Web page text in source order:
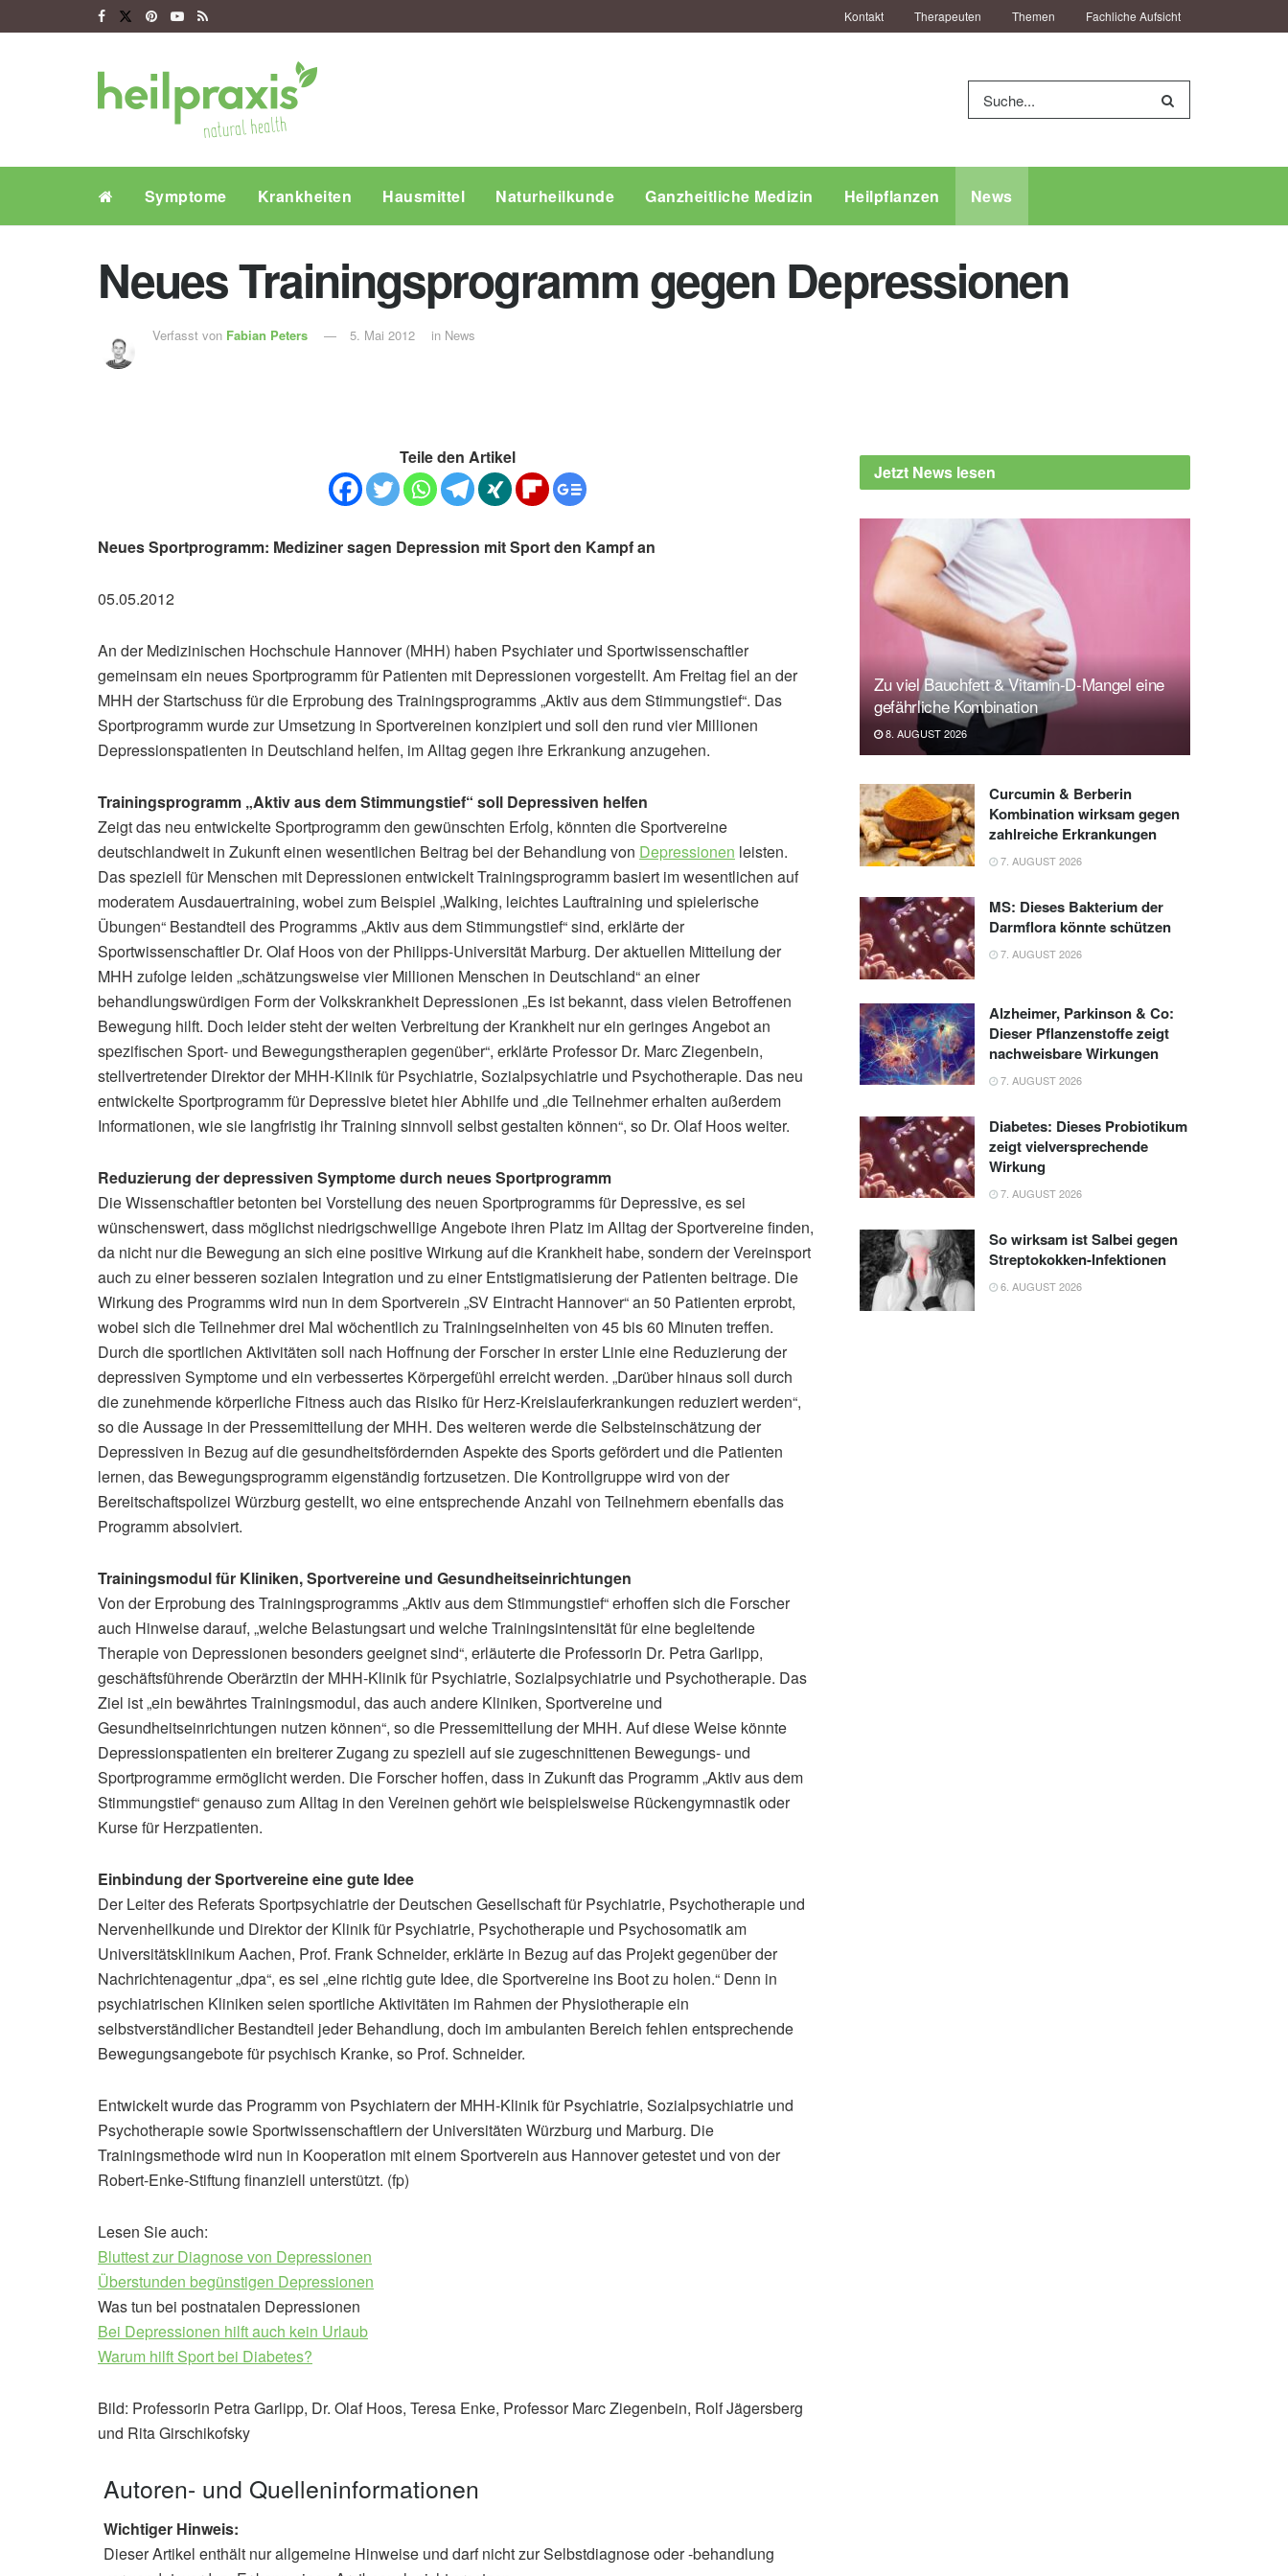
Kontakt Therapeuten Themen Fachliche Aufsicht
Symptome Krankheiten Hausmittel Naturheilkunde Ganzheitliche Medizin Heilpflanzen News
Neues Trainingsprogramm gegen Depressionen
Verfasst von Fabian Peters 5. Mai 2012 in News
Teile den Artikel
Neues Sportprogramm: Mediziner sagen Depression mit Sport den Kampf an
05.05.2012
An der Medizinischen Hochschule Hannover (MHH) haben Psychiater und Sportwissenschaftler
gemeinsam ein neues Sportprogramm für Patienten mit Depressionen vorgestellt. Am Freitag fiel an der
MHH der Startschuss für die Erprobung des Trainingsprogramms „Aktiv aus dem Stimmungstief“. Das
Sportprogramm wurde zur Umsetzung in Sportvereinen konzipiert und soll den rund vier Millionen
Depressionspatienten in Deutschland helfen, im Alltag gegen ihre Erkrankung anzugehen.
Trainingsprogramm „Aktiv aus dem Stimmungstief“ soll Depressiven helfen
Zeigt das neu entwickelte Sportprogramm den gewünschten Erfolg, könnten die Sportvereine
deutschlandweit in Zukunft einen wesentlichen Beitrag bei der Behandlung von Depressionen leisten.
Das speziell für Menschen mit Depressionen entwickelt Trainingsprogramm basiert im wesentlichen auf
moderatem Ausdauertraining, wobei zum Beispiel „Walking, leichtes Lauftraining und spielerische
Übungen“ Bestandteil des Programms „Aktiv aus dem Stimmungstief“ sind, erklärte der
Sportwissenschaftler Dr. Olaf Hoos von der Philipps-Universität Marburg. Der aktuellen Mitteilung der
MHH zufolge leiden „schätzungsweise vier Millionen Menschen in Deutschland“ an einer
behandlungswürdigen Form der Volkskrankheit Depressionen „Es ist bekannt, dass vielen Betroffenen
Bewegung hilft. Doch leider steht der weiten Verbreitung der Krankheit nur ein geringes Angebot an
spezifischen Sport- und Bewegungstherapien gegenüber“, erklärte Professor Dr. Marc Ziegenbein,
stellvertretender Direktor der MHH-Klinik für Psychiatrie, Sozialpsychiatrie und Psychotherapie. Das neu
entwickelte Sportprogramm für Depressive bietet hier Abhilfe und „die Teilnehmer erhalten außerdem
Informationen, wie sie langfristig ihr Training sinnvoll selbst gestalten können“, so Dr. Olaf Hoos weiter.
Reduzierung der depressiven Symptome durch neues Sportprogramm
Die Wissenschaftler betonten bei Vorstellung des neuen Sportprogramms für Depressive, es sei
wünschenswert, dass möglichst niedrigschwellige Angebote ihren Platz im Alltag der Sportvereine finden,
da nicht nur die Bewegung an sich eine positive Wirkung auf die Krankheit habe, sondern der Vereinsport
auch zu einer besseren sozialen Integration und zu einer Entstigmatisierung der Patienten beitrage. Die
Wirkung des Programms wird nun in dem Sportverein „SV Eintracht Hannover“ an 50 Patienten erprobt,
wobei sich die Teilnehmer drei Mal wöchentlich zu Trainingseinheiten von 45 bis 60 Minuten treffen.
Durch die sportlichen Aktivitäten soll nach Hoffnung der Forscher in erster Linie eine Reduzierung der
depressiven Symptome und ein verbessertes Körpergefühl erreicht werden. „Darüber hinaus soll durch
die zunehmende körperliche Fitness auch das Risiko für Herz-Kreislauferkrankungen reduziert werden“,
so die Aussage in der Pressemitteilung der MHH. Des weiteren werde die Selbsteinschätzung der
Depressiven in Bezug auf die gesundheitsfördernden Aspekte des Sports gefördert und die Patienten
lernen, das Bewegungsprogramm eigenständig fortzusetzen. Die Kontrollgruppe wird von der
Bereitschaftspolizei Würzburg gestellt, wo eine entsprechende Anzahl von Teilnehmern ebenfalls das
Programm absolviert.
Trainingsmodul für Kliniken, Sportvereine und Gesundheitseinrichtungen
Von der Erprobung des Trainingsprogramms „Aktiv aus dem Stimmungstief“ erhoffen sich die Forscher
auch Hinweise darauf, „welche Belastungsart und welche Trainingsintensität für eine begleitende
Therapie von Depressionen besonders geeignet sind“, erläuterte die Professorin Dr. Petra Garlipp,
geschäftsführende Oberärztin der MHH-Klinik für Psychiatrie, Sozialpsychiatrie und Psychotherapie. Das
Ziel ist „ein bewährtes Trainingsmodul, das auch andere Kliniken, Sportvereine und
Gesundheitseinrichtungen nutzen können“, so die Pressemitteilung der MHH. Auf diese Weise könnte
Depressionspatienten ein breiterer Zugang zu speziell auf sie zugeschnittenen Bewegungs- und
Sportprogramme ermöglicht werden. Die Forscher hoffen, dass in Zukunft das Programm „Aktiv aus dem
Stimmungstief“ genauso zum Alltag in den Vereinen gehört wie beispielsweise Rückengymnastik oder
Kurse für Herzpatienten.
Einbindung der Sportvereine eine gute Idee
Der Leiter des Referats Sportpsychiatrie der Deutschen Gesellschaft für Psychiatrie, Psychotherapie und
Nervenheilkunde und Direktor der Klinik für Psychiatrie, Psychotherapie und Psychosomatik am
Universitätsklinikum Aachen, Prof. Frank Schneider, erklärte in Bezug auf das Projekt gegenüber der
Nachrichtenagentur „dpa“, es sei „eine richtig gute Idee, die Sportvereine ins Boot zu holen.“ Denn in
psychiatrischen Kliniken seien sportliche Aktivitäten im Rahmen der Physiotherapie ein
selbstverständlicher Bestandteil jeder Behandlung, doch im ambulanten Bereich fehlen entsprechende
Bewegungsangebote für psychisch Kranke, so Prof. Schneider.
Entwickelt wurde das Programm von Psychiatern der MHH-Klinik für Psychiatrie, Sozialpsychiatrie und
Psychotherapie sowie Sportwissenschaftlern der Universitäten Würzburg und Marburg. Die
Trainingsmethode wird nun in Kooperation mit einem Sportverein aus Hannover getestet und von der
Robert-Enke-Stiftung finanziell unterstützt. (fp)
Lesen Sie auch:
Bluttest zur Diagnose von Depressionen
Überstunden begünstigen Depressionen
Was tun bei postnatalen Depressionen
Bei Depressionen hilft auch kein Urlaub
Warum hilft Sport bei Diabetes?
Bild: Professorin Petra Garlipp, Dr. Olaf Hoos, Teresa Enke, Professor Marc Ziegenbein, Rolf Jägersberg
und Rita Girschikofsky
Autoren- und Quelleninformationen
Wichtiger Hinweis:
Dieser Artikel enthält nur allgemeine Hinweise und darf nicht zur Selbstdiagnose oder -behandlung
Jetzt News lesen
Zu viel Bauchfett & Vitamin-D-Mangel eine
gefährliche Kombination
8. AUGUST 2026
Curcumin & Berberin
Kombination wirksam gegen
zahlreiche Erkrankungen
7. AUGUST 2026
MS: Dieses Bakterium der
Darmflora könnte schützen
7. AUGUST 2026
Alzheimer, Parkinson & Co:
Dieser Pflanzenstoffe zeigt
nachweisbare Wirkungen
7. AUGUST 2026
Diabetes: Dieses Probiotikum
zeigt vielversprechende
Wirkung
7. AUGUST 2026
So wirksam ist Salbei gegen
Streptokokken-Infektionen
6. AUGUST 2026